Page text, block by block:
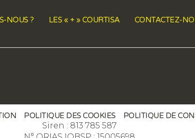
NOUS ? LES « + » COURTISA CONTACTEZ-
POLITIQUE DES COOKIES POLITIQUE DE
Siren : 813 785 587